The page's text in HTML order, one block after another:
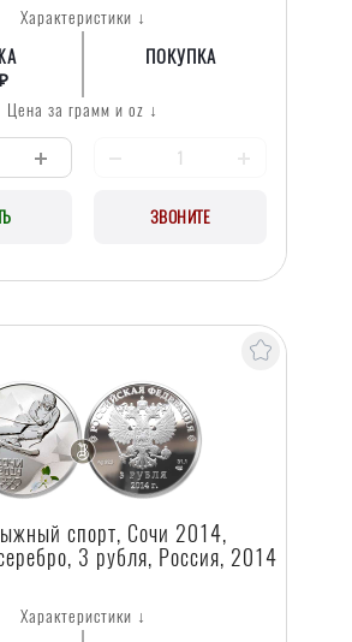
Характеристики ↓
ПОКУПКА
Цена за грамм и oz ↓
ЗВОНИТЕ
спорт, Сочи 2014,
3 рубля, Россия, 2014
Характеристики ↓